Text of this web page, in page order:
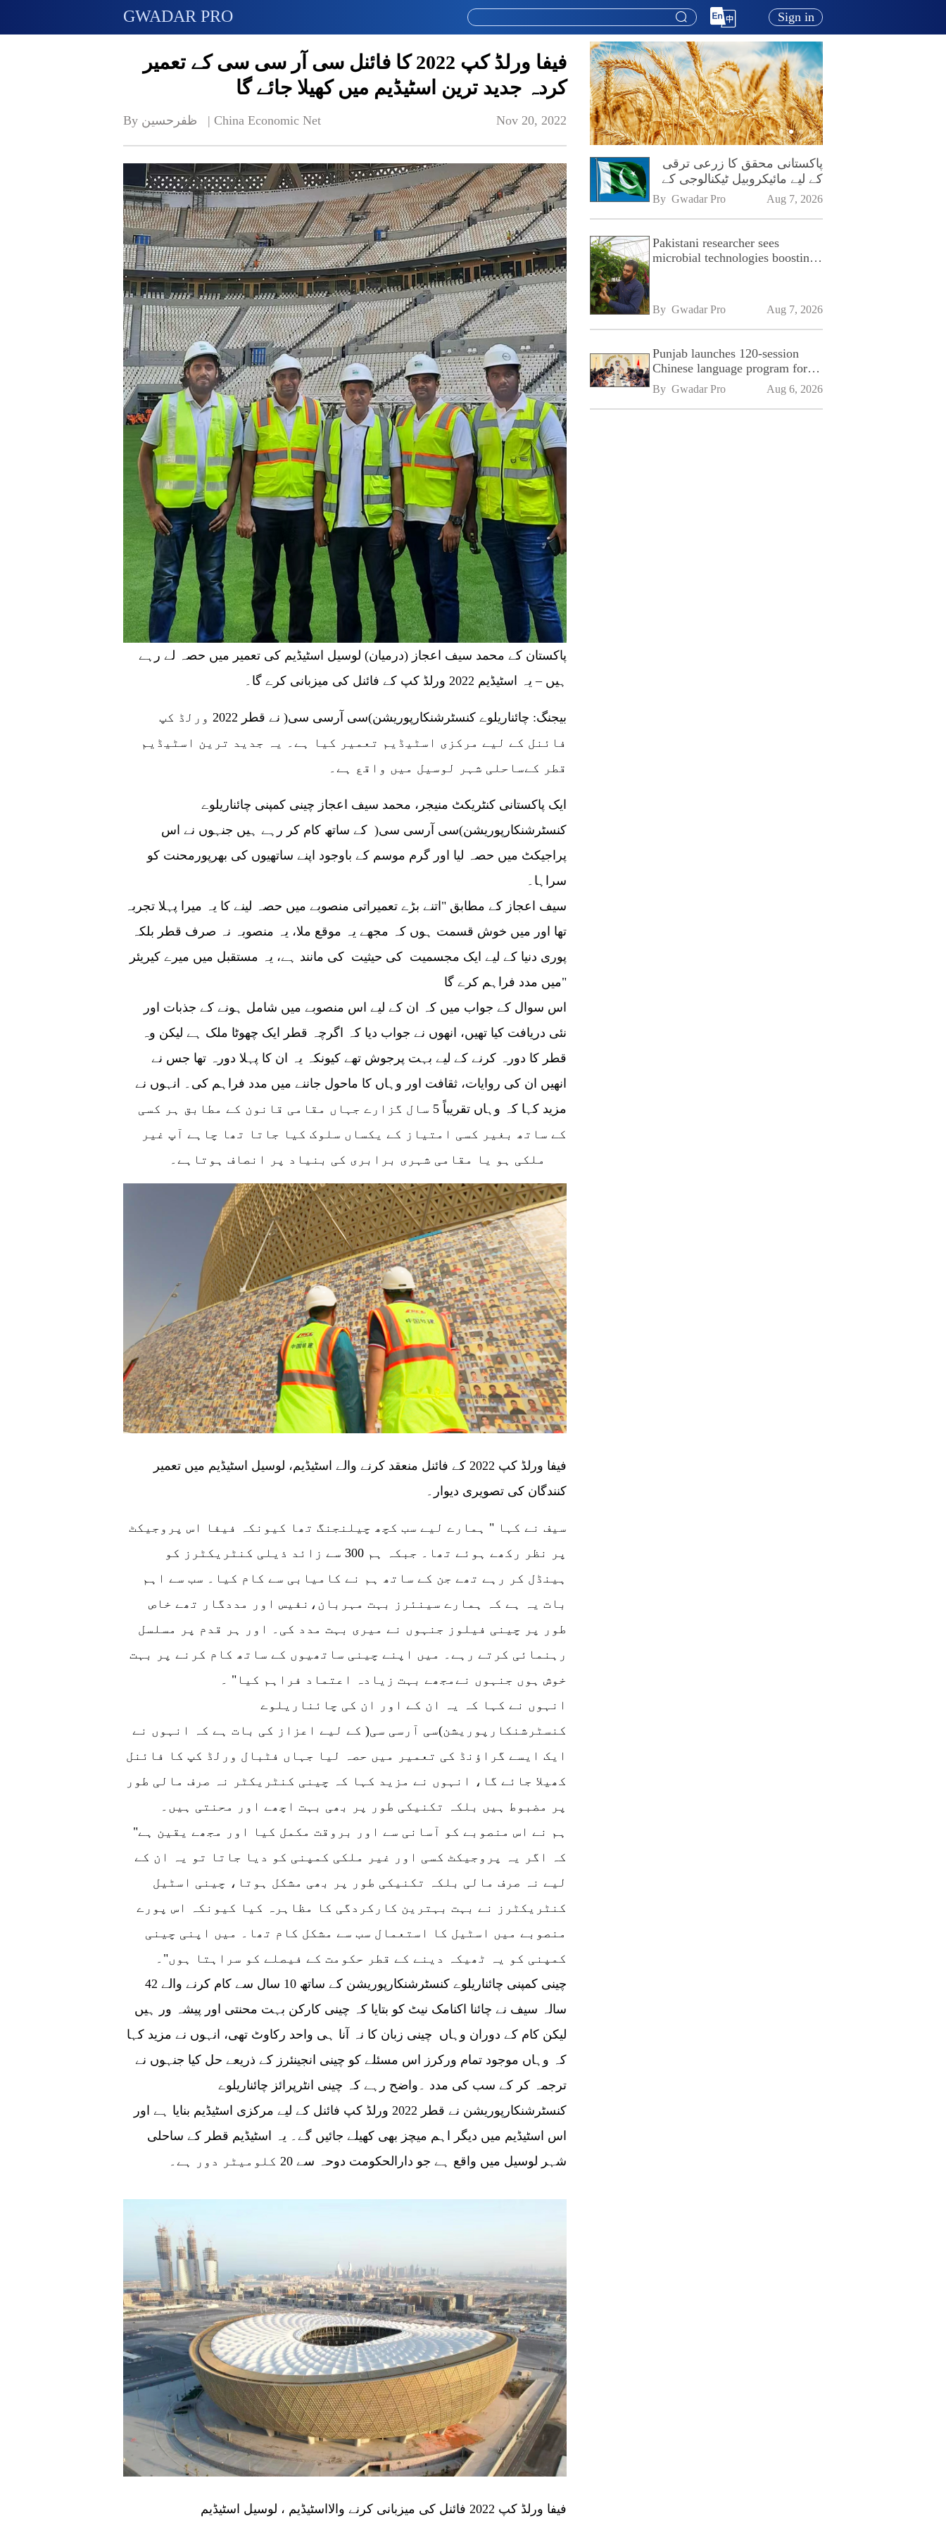
GWADAR PRO Sign in
فیفا ورلڈ کپ 2022 کا فائنل سی آر سی سی کے تعمیر
کردہ جدید ترین اسٹیڈیم میں کھیلا جائے گا
By ظفرحسین   | China Economic Net Nov 20, 2022
پاکستان کے محمد سیف اعجاز (درمیان) لوسیل اسٹیڈیم کی تعمیر میں حصہ لے رہے
ہیں – یہ اسٹیڈیم 2022 ورلڈ کپ کے فائنل کی میزبانی کرے گا۔
بیجنگ: چائناریلوے کنسٹرشنکارپوریشن)سی آرسی سی( نے قطر 2022 ورلڈ کپ
فائنل کے لیے مرکزی اسٹیڈیم تعمیر کیا ہے۔ یہ جدید ترین اسٹیڈیم
قطر کےساحلی شہر لوسیل میں واقع ہے۔
ایک پاکستانی کنٹریکٹ منیجر، محمد سیف اعجاز چینی کمپنی چائناریلوے
کنسٹرشنکارپوریشن)سی آرسی سی( کے ساتھ کام کر رہے ہیں جنہوں نے اس
پراجیکٹ میں حصہ لیا اور گرم موسم کے باوجود اپنے ساتھیوں کی بھرپورمحنت کو
سراہا۔
سیف اعجاز کے مطابق "اتنے بڑے تعمیراتی منصوبے میں حصہ لینے کا یہ میرا پہلا تجربہ
تھا اور میں خوش قسمت ہوں کہ مجھے یہ موقع ملا، یہ منصوبہ نہ صرف قطر بلکہ
پوری دنیا کے لیے ایک مجسميت کی حیثیت کی مانند ہے، یہ مستقبل میں میرے کیریئر
میں مدد فراہم کرے گا"
اس سوال کے جواب میں کہ ان کے لیے اس منصوبے میں شامل ہونے کے جذبات اور
نئی دریافت کیا تھیں، انھوں نے جواب دیا کہ اگرچہ قطر ایک چھوٹا ملک ہے لیکن وہ
قطر کا دورہ کرنے کے لیے بہت پرجوش تھے کیونکہ یہ ان کا پہلا دورہ تھا جس نے
انھیں ان کی روایات، ثقافت اور وہاں کا ماحول جاننے میں مدد فراہم کی۔ انہوں نے
مزید کہا کہ وہاں تقریباً 5 سال گزارے جہاں مقامی قانون کے مطابق ہر کسی
کے ساتھ بغیر کسی امتیاز کے یکساں سلوک کیا جاتا تھا چاہے آپ غیر
فیفا ورلڈ کپ 2022 کے فائنل منعقد کرنے والے اسٹیڈیم، لوسیل اسٹیڈیم میں تعمیر
کنندگان کی تصویری دیوار۔
سیف نے کہا " ہمارے لیے سب کچھ چیلنجنگ تھا کیونکہ فیفا اس پروجیکٹ
پر نظر رکھے ہوئے تھا۔ جبکہ ہم 300 سے زائد ذیلی کنٹریکٹرز کو
ہینڈل کر رہے تھے جن کے ساتھ ہم نے کامیابی سے کام کیا۔ سب سے اہم
بات یہ ہے کہ ہمارے سینئرز بہت مہربان،نفیس اور مددگار تھے خاص
طور پر چینی فیلوز جنہوں نے میری بہت مدد کی۔ اور ہر قدم پر مسلسل
رہنمائی کرتے رہے۔ میں اپنے چینی ساتھیوں کے ساتھ کام کرنے پر بہت
خوش ہوں جنہوں نےمجھے بہت زیادہ اعتماد فراہم کیا" ۔
انہوں نے کہا کہ یہ ان کے اور ان کی چائناریلوے
کنسٹرشنکارپوریشن)سی آرسی سی( کے لیے اعزاز کی بات ہے کہ انہوں نے
ایک ایسے گراؤنڈ کی تعمیر میں حصہ لیا جہاں فٹبال ورلڈ کپ کا فائنل
کھیلا جائے گا، انہوں نے مزید کہا کہ چینی کنٹریکٹر نہ صرف مالی طور
پر مضبوط ہیں بلکہ تکنیکی طور پر بھی بہت اچھے اور محنتی ہیں۔
"ہم نے اس منصوبے کو آسانی سے اور بروقت مکمل کیا اور مجھے یقین ہے
کہ اگر یہ پروجیکٹ کسی اور غیر ملکی کمپنی کو دیا جاتا تو یہ ان کے
لیے نہ صرف مالی بلکہ تکنیکی طور پر بھی مشکل ہوتا، چینی اسٹیل
کنٹریکٹرز نے بہت بہترین کارکردگی کا مظاہرہ کیا کیونکہ اس پورے
منصوبے میں اسٹیل کا استعمال سب سے مشکل کام تھا۔ میں اپنی چینی
کمپنی کو یہ ٹھیکہ دینے کے قطر حکومت کے فیصلے کو سراہتا ہوں"۔
چینی کمپنی چائناریلوے کنسٹرشنکارپوریشن کے ساتھ 10 سال سے کام کرنے والے 42
سالہ سیف نے چائنا اکنامک نیٹ کو بتایا کہ چینی کارکن بہت محنتی اور پیشہ ور ہیں
لیکن کام کے دوران وہاں چینی زبان کا نہ آنا ہی واحد رکاوٹ تھی، انہوں نے مزید کہا
کہ وہاں موجود تمام ورکرز اس مسئلے کو چینی انجینئرز کے ذریعے حل کیا جنہوں نے
ترجمہ کر کے سب کی مدد ۔واضح رہے کہ چینی انٹرپرائز چائناریلوے
کنسٹرشنکارپوریشن نے قطر 2022 ورلڈ کپ فائنل کے لیے مرکزی اسٹیڈیم بنایا ہے اور
اس اسٹیڈیم میں دیگر اہم میچز بھی کھیلے جائیں گے۔ یہ اسٹیڈیم قطر کے ساحلی
شہر لوسیل میں واقع ہے جو دارالحکومت دوحہ سے 20 کلومیٹر دور ہے۔
فیفا ورلڈ کپ 2022 فائنل کی میزبانی کرنے والااسٹیڈیم ، لوسیل اسٹیڈیم
پاکستانی محقق کا زرعی ترقی
کے لیے مائیکروبیل ٹیکنالوجی کے
فروغ پر زور
By Gwadar Pro Aug 7, 2026
Pakistani researcher sees
microbial technologies boosting
By Gwadar Pro Aug 7, 2026
Punjab launches 120-session
Chinese language program for
SPU
By Gwadar Pro Aug 6, 2026